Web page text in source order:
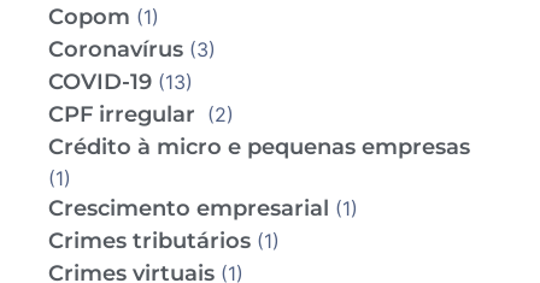
Copom (1)
Coronavírus (3)
COVID-19 (13)
CPF irregular (2)
Crédito à micro e pequenas empresas
(1)
Crescimento empresarial (1)
Crimes tributários (1)
Crimes virtuais (1)